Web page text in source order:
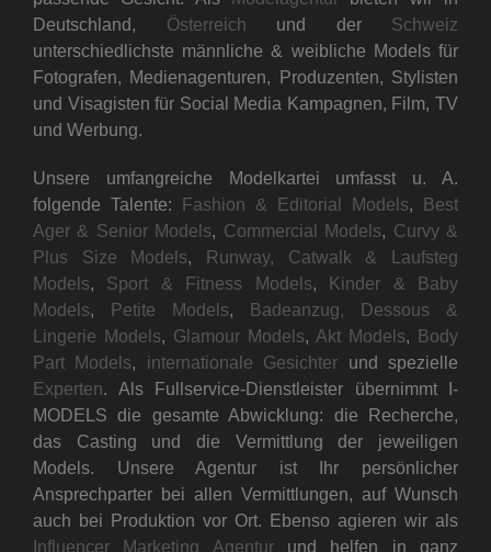
Deutschland, Österreich und der Schweiz
unterschiedlichste männliche & weibliche Models für
Fotografen, Medienagenturen, Produzenten, Stylisten
und Visagisten für Social Media Kampagnen, Film, TV
und Werbung.
Unsere umfangreiche Modelkartei umfasst u. A.
folgende Talente:
Fashion & Editorial Models,
Best
Ager & Senior Models, Commercial Models, Curvy &
Plus Size Models,
Runway, Catwalk & Laufsteg
Models, Sport & Fitness Models,
Kinder & Baby
Models, Petite Models,
Badeanzug, Dessous &
Lingerie Models, Glamour Models, Akt Models,
Body
Part Models, internationale Gesichter und spezielle
Experten. Als Fullservice-Dienstleister übernimmt I-
MODELS die gesamte Abwicklung: die Recherche,
das Casting und die Vermittlung der jeweiligen
Models. Unsere Agentur ist Ihr persönlicher
Ansprechparter bei allen Vermittlungen, auf Wunsch
auch bei Produktion vor Ort. Ebenso agieren wir als
Influencer Marketing Agenturund helfen in ganz